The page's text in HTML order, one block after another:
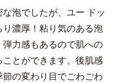
泡でしたが、ユー ドッ
り濃厚！粘り気のある泡
力感もあるので肌への
とができます。後肌感
の変わり目でごわごわ